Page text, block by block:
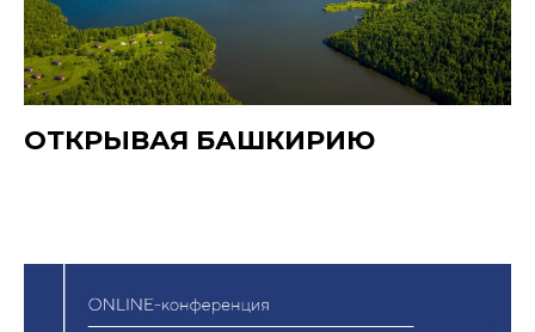
ОТКРЫВАЯ БАШКИРИЮ